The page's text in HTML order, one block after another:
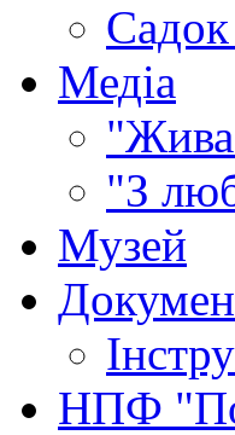
Медіа
"З
Музей
НПФ